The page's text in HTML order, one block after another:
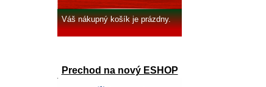
Váš nákupný košík je prázdny.
Prechod na nový ESHOP